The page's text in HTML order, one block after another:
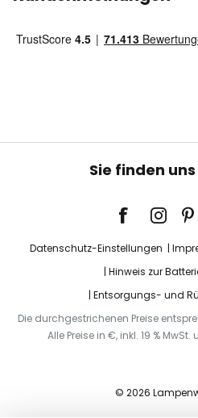
Sie finden
Datenschutz-Einstellungen
Hinweis zur
Entsorgungs- und
Die durchgestrichenen Preise
Alle Preise in €, inkl. 19 %
© 2026